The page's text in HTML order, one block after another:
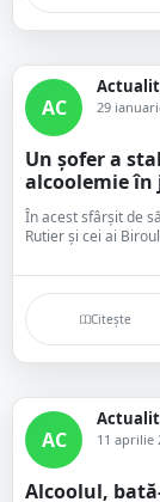
AC 29
Un șofer a
alcoolemie în
În acest sfârșit de
Rutier și cei ai
Citește
AC 11 aprilie
Alcoolul,